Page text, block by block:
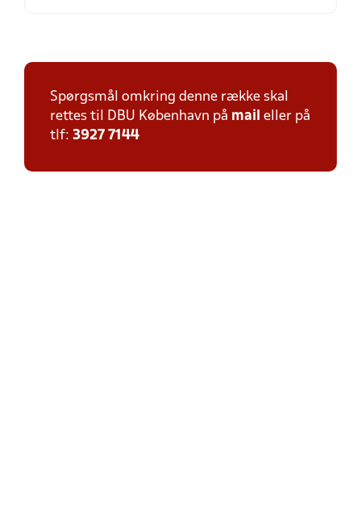
Spørgsmål omkring denne række skal
rettes til DBU København på mail eller på
tlf: 3927 7144